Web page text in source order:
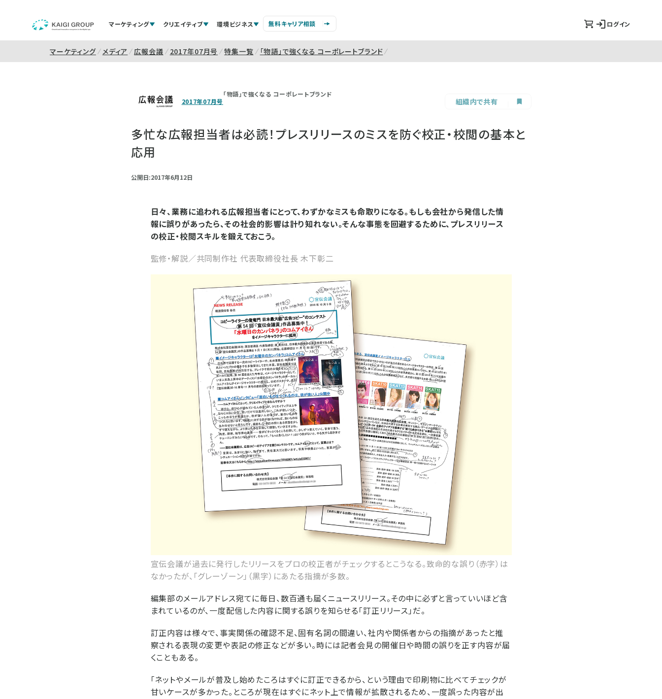
マーケティング クリエイティブ 環境ビジネス 無料キャリア相談 ログイン
マーケティング メディア 広報会議 2017年07月号 特集一覧 「物語」で強くなる コーポレートブランド
2017年07月号
「物語」で強くなる コーポレートブランド
組織内で共有
多忙な広報担当者は必読！プレスリリースのミスを防ぐ校正・校閲の基本と
応用
公開日:2017年6月12日
日々、業務に追われる広報担当者にとって、わずかなミスも命取りになる。もしも会社から発信した情
報に誤りがあったら、その社会的影響は計り知れない。そんな事態を回避するために、プレスリリース
の校正・校閲スキルを鍛えておこう。
監修・解説／共同制作社 代表取締役社長 木下彰二
宣伝会議が過去に発行したリリースをプロの校正者がチェックするとこうなる。致命的な誤り（赤字）は
なかったが、「グレーゾーン」（黒字）にあたる指摘が多数。
編集部のメールアドレス宛てに毎日、数百通も届くニュースリリース。その中に必ずと言っていいほど含
まれているのが、一度配信した内容に関する誤りを知らせる「訂正リリース」だ。
訂正内容は様々で、事実関係の確認不足、固有名詞の間違い、社内や関係者からの指摘があったと推
察される表現の変更や表記の修正などが多い。時には記者会見の開催日や時間の誤りを正す内容が届
くこともある。
「ネットやメールが普及し始めたころはすぐに訂正できるから、という理由で印刷物に比べてチェックが
甘いケースが多かった。ところが現在はすぐにネット上で情報が拡散されるため、一度誤った内容が出